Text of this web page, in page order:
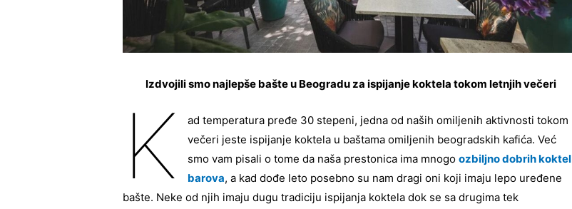
Izdvojili smo najlepše bašte u Beogradu za ispijanje koktela tokom letnjih večeri
K
ad temperatura pređe 30 stepeni, jedna od naših omiljenih aktivnosti tokom
večeri jeste ispijanje koktela u baštama omiljenih beogradskih kafića. Već
smo vam pisali o tome da naša prestonica ima mnogo ozbiljno dobrih koktel
barova, a kad dođe leto posebno su nam dragi oni koji imaju lepo uređene
bašte. Neke od njih imaju dugu tradiciju ispijanja koktela dok se sa drugima tek